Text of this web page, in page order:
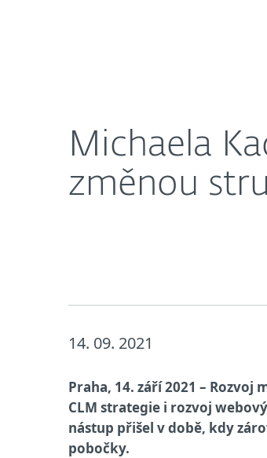
Michaela
změnou
14. 09. 2021
Praha, 14. září 2021 –
CLM strategie i rozvoj
nástup přišel v době, kdy
pobočky.